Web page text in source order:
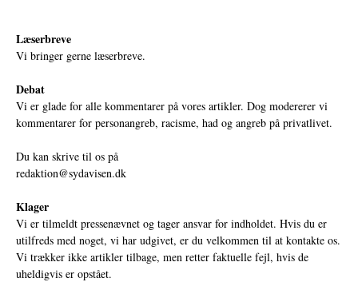
Læserbreve
Vi bringer gerne læserbreve.
Debat
Vi er glade for alle kommentarer på vores artikler. Dog modererer vi
kommentarer for personangreb, racisme, had og angreb på privatlivet.
Du kan skrive til os på
redaktion@sydavisen.dk
Klager
Vi er tilmeldt pressenævnet og tager ansvar for indholdet. Hvis du er
utilfreds med noget, vi har udgivet, er du velkommen til at kontakte os.
Vi trækker ikke artikler tilbage, men retter faktuelle fejl, hvis de
uheldigvis er opstået.